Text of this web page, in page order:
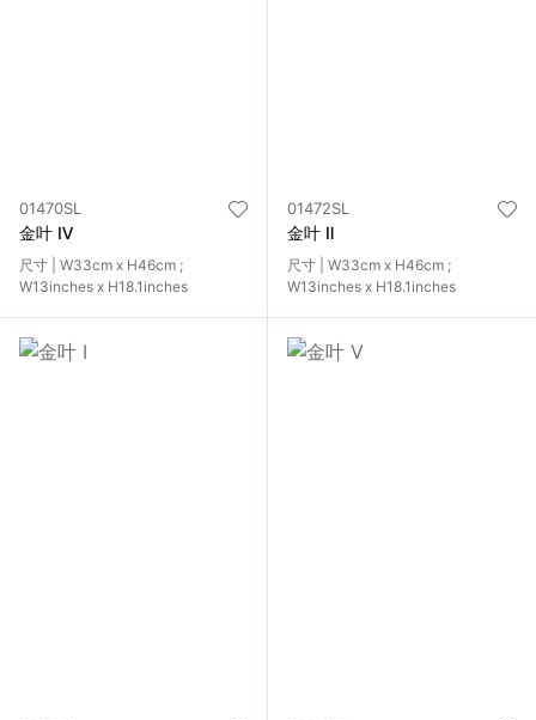
01470SL
金叶 Ⅳ
尺寸 | W33cm x H46cm ;
W13inches x H18.1inches
01472SL
金叶 Ⅱ
尺寸 | W33cm x H46cm ;
W13inches x H18.1inches